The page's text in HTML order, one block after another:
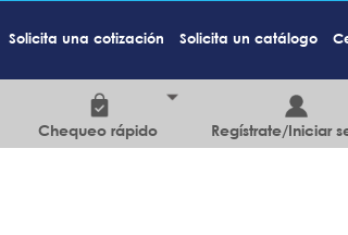
Solicita una cotización Solicita un catálogo
Chequeo rápido Regístrate/Iniciar